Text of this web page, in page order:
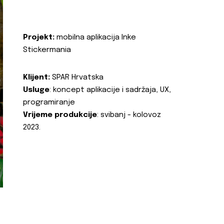
Projekt: mobilna aplikacija Inke
Stickermania
Klijent: SPAR Hrvatska
Usluge: koncept aplikacije i sadržaja, UX,
programiranje
Vrijeme produkcije: svibanj - kolovoz
2023.